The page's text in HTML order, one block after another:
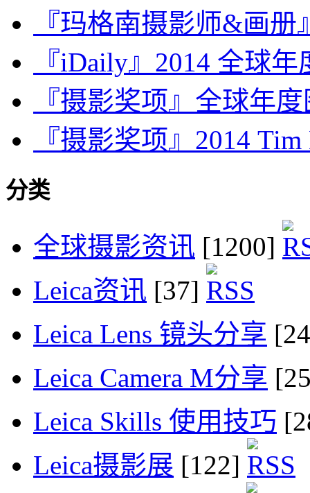
『玛格南摄影师&画册
『iDaily』2014 全球
『摄影奖项』全球年
『摄影奖项』2014
分类
全球摄影资讯 [1200]
Leica资讯 [37]
Leica Lens 镜头分享
Leica Camera M分享
Leica Skills 使用技巧
Leica摄影展 [122]